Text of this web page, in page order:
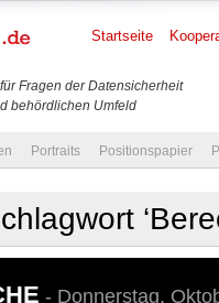
Fragen der Datensicherheit
behördlichen Umfeld
Startseite
Portraits Positionspapier
- Donnerstag,